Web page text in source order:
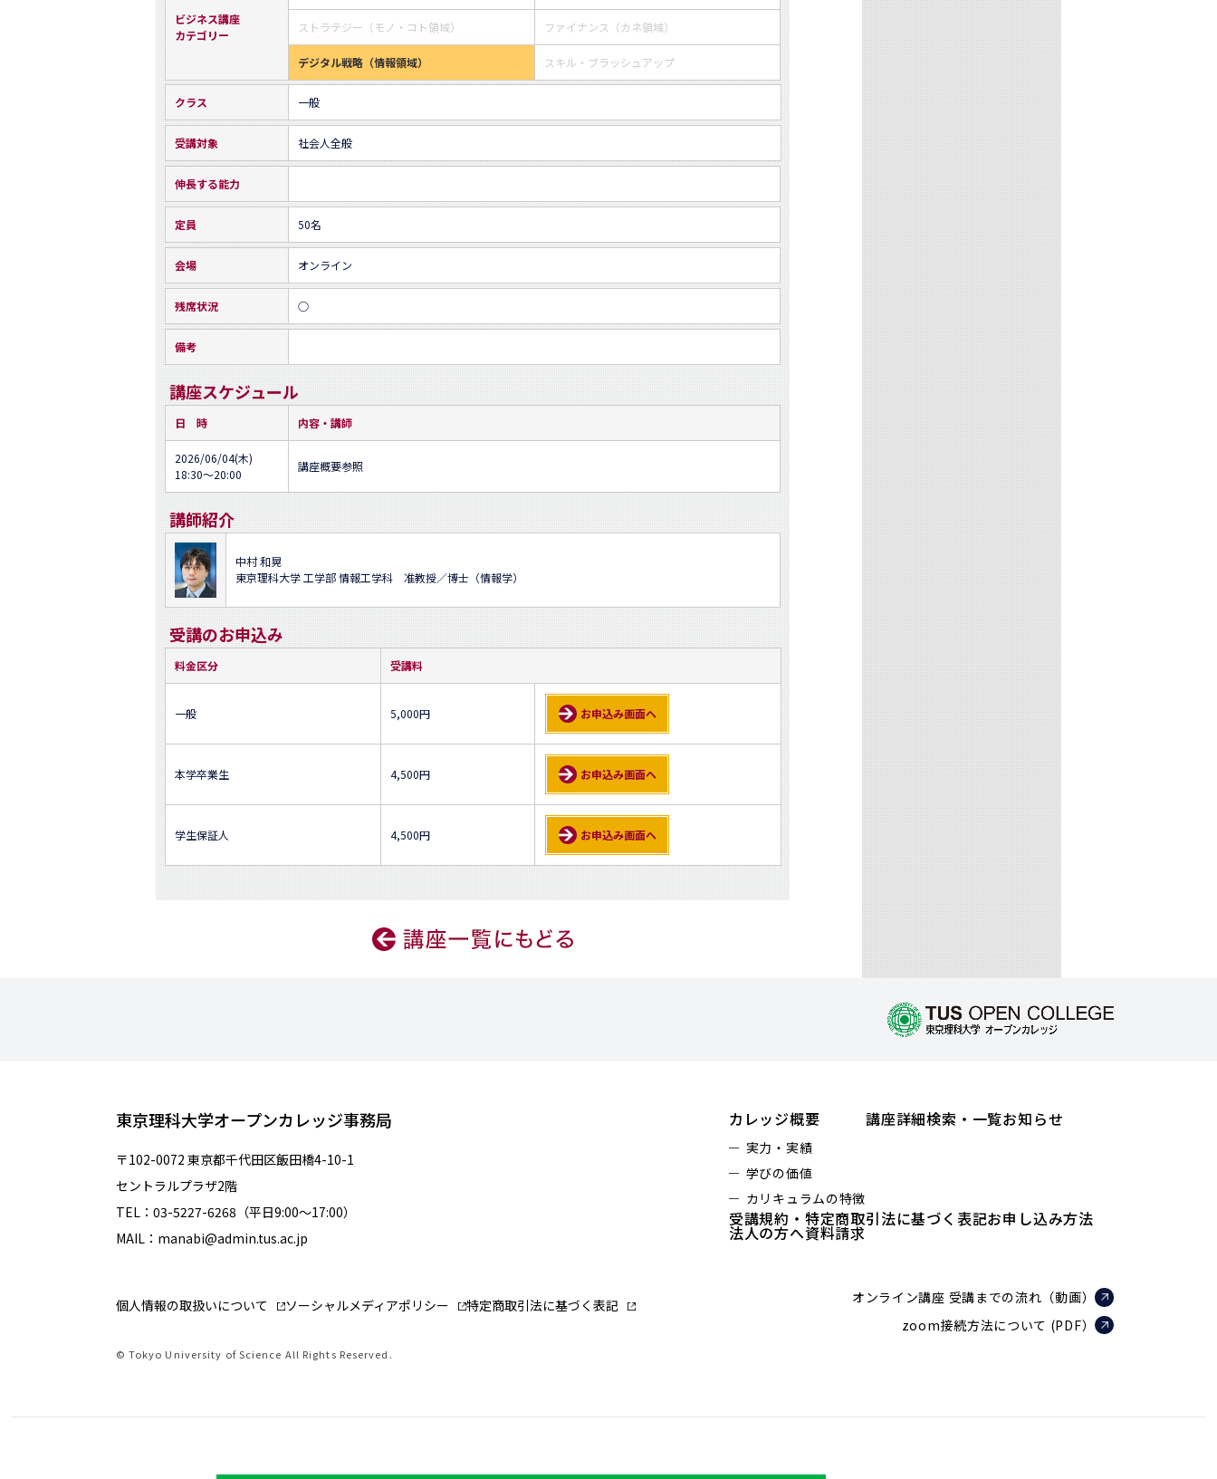
ビジネス講座
カテゴリー
ストラテジー（モノ・コト領域） ファイナンス（カネ領域）
デジタル戦略（情報領域） スキル・ブラッシュアップ
クラス 一般
受講対象 社会人全般
伸長する能力
定員 50名
会場 オンライン
残席状況 ○
備考
講座スケジュール
日 時 内容・講師
2026/06/04(木)
18:30～20:00
講座概要参照
講師紹介
中村 和晃
東京理科大学 工学部 情報工学科 准教授／博士（情報学）
受講のお申込み
料金区分 受講料
一般 5,000円 お申込み画面へ
本学卒業生 4,500円 お申込み画面へ
学生保証人 4,500円 お申込み画面へ
東京理科大学オープンカレッジ事務局
〒102-0072 東京都千代田区飯田橋4-10-1
セントラルプラザ2階
TEL：03-5227-6268（平日9:00～17:00）
MAIL：manabi@admin.tus.ac.jp
個人情報の取扱いについて ソーシャルメディアポリシー 特定商取引法に基づく表記
© Tokyo University of Science All Rights Reserved.
カレッジ概要
実力・実績
学びの価値
カリキュラムの特徴
講座詳細検索・一覧お知らせ
受講規約・特定商取引法に基づく表記お申し込み方法
法人の方へ資料請求
オンライン講座 受講までの流れ（動画）
zoom接続方法について (PDF）